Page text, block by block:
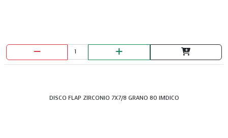
DISCO FLAP ZIRCONIO 7X7/8 GRANO 80 IMDICO